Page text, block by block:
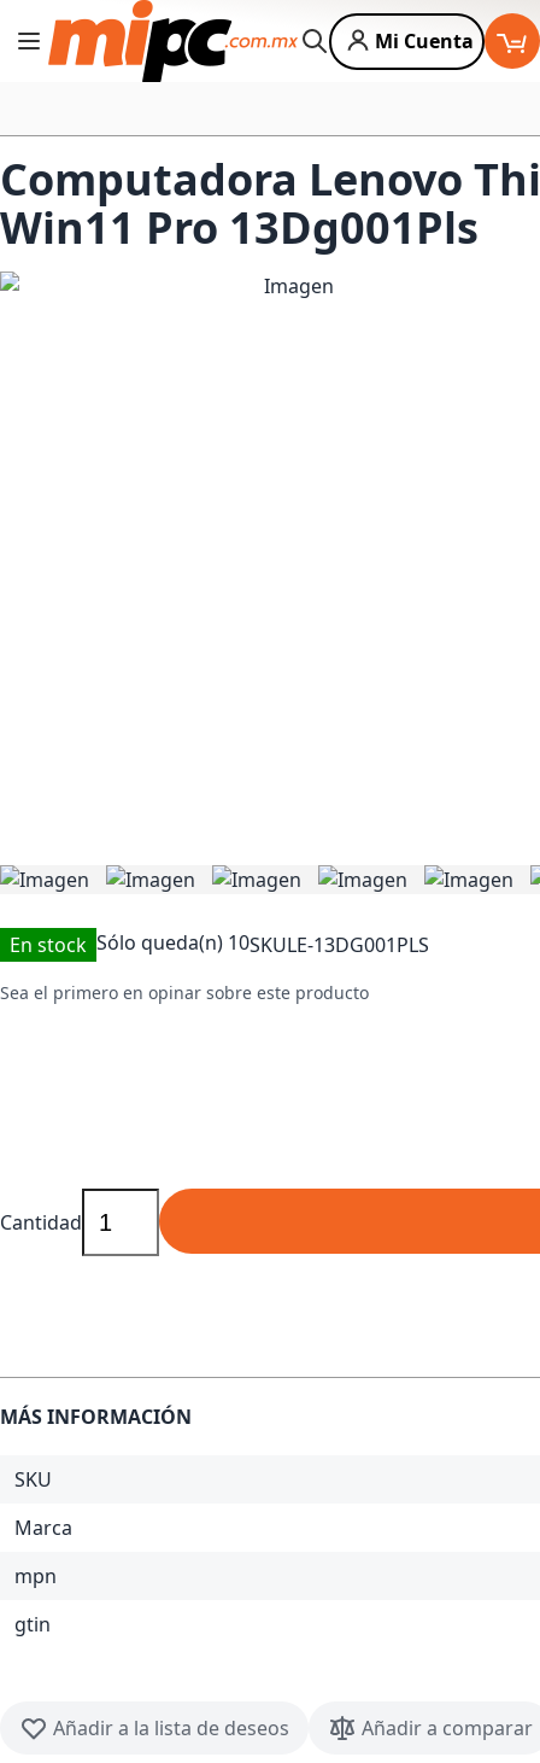
Cambiar Nav
Buscar
Mi Cuenta
Computadora Lenovo
Win11 Pro 13Dg001Pls
En stock Sólo queda(n) 10SKULE-13DG001PLS
Sea el primero en opinar sobre este producto
Cantidad
MÁS INFORMACIÓN
SKU
Marca
mpn
gtin
Añadir a la lista de deseos Añadir a comparar